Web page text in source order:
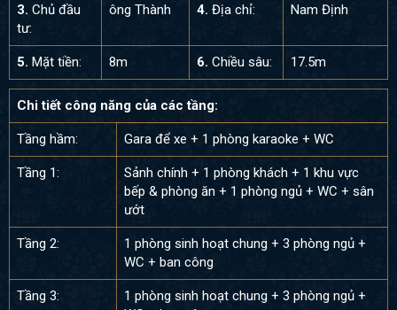
3. Chủ đầu
tư:
ông Thành 4. Địa chỉ: Nam Định
5. Mặt tiền: 8m 6. Chiều sâu: 17.5m
Chi tiết công năng của các tầng:
Tầng hầm: Gara để xe + 1 phòng karaoke + WC
Tầng 1:
Sảnh chính + 1 phòng khách + 1 khu vực
bếp & phòng ăn + 1 phòng ngủ + WC + sân
ướt
Tầng 2:
1 phòng sinh hoạt chung + 3 phòng ngủ +
WC + ban công
Tầng 3:
1 phòng sinh hoạt chung + 3 phòng ngủ +